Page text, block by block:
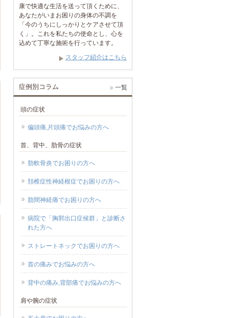
康で快適な生活を送って頂くために、
あなたがいまお困りの身体の不調を
「今のうちにしっかりとケアさせて頂
く」。これを私たちの使命とし、心を
込めて丁寧な施術を行っています。
スタッフ紹介はこちら
症例別コラム 一覧
頭の症状
偏頭痛,片頭痛でお悩みの方へ
首、背中、肋骨の症状
肋軟骨炎でお困りの方へ
頚椎症性神経根症でお困りの方へ
肋間神経痛でお困りの方へ
病院で「胸郭出口症候群」と診断さ
れた方へ
ストレートネックでお困りの方へ
首の痛みでお悩みの方へ
背中の痛み,背部痛でお悩みの方へ
肩や腕の症状